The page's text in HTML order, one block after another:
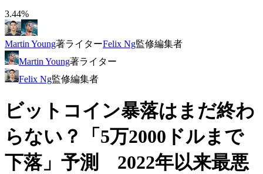
3.44%
Martin Young著ライターFelix Ng監修編集者
Martin Young著ライター
Felix Ng監修編集者
ビットコイン暴落はまだ終わ
らない？「5万2000ドルまで
下落」予測 2022年以来最悪